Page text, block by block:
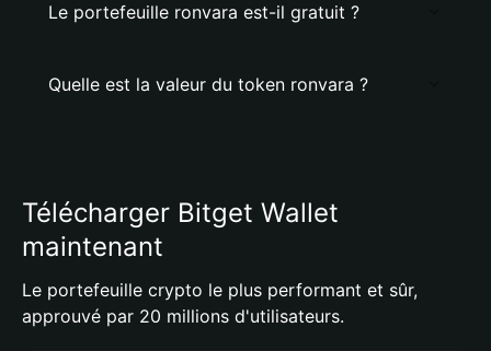
Le portefeuille ronvara est-il gratuit ?
Quelle est la valeur du token ronvara ?
Télécharger Bitget Wallet
maintenant
Le portefeuille crypto le plus performant et sûr,
approuvé par 20 millions d'utilisateurs.